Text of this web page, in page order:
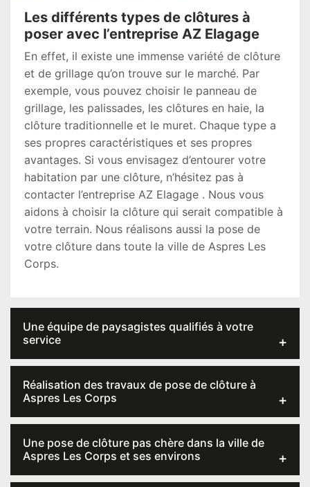
Les différents types de clôtures à
poser avec l’entreprise AZ Elagage
En effet, il existe une immense variété de clôture
et de grillage qu’on trouve sur le marché. Par
exemple, vous pouvez choisir le panneau de
grillage, les palissades, les clôtures en haie, la
clôture traditionnelle et le muret. Chaque type a
ses propres caractéristiques et ses propres
avantages. Si vous envisagez d’entourer votre
habitation par une clôture, n’hésitez pas à
contacter l’entreprise AZ Elagage . Nous vous
aidons à choisir la clôture qui serait compatible à
votre terrain. Nous réalisons aussi la pose de
votre clôture dans toute la ville de Aspres Les
Corps.
Une équipe de paysagistes qualifiés à votre
service
Réalisation des travaux de pose de clôture à
Aspres Les Corps
Une pose de clôture pas chère dans la ville de
Aspres Les Corps et ses environs